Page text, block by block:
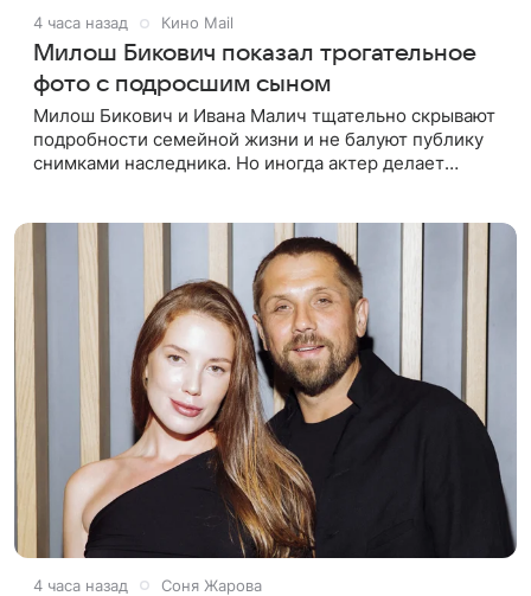
4 часа назад Кино Mail
Милош Бикович показал трогательное
фото с подросшим сыном
Милош Бикович и Ивана Малич тщательно скрывают
подробности семейной жизни и не балуют публику
снимками наследника. Но иногда актер делает
4 часа назад Соня Жарова